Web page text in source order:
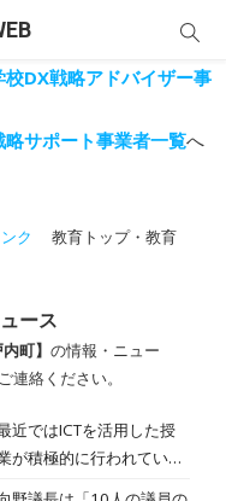
DX戦略アドバイザー事
サポート事業者一覧へ
ク
教育トップ・教育
ース
内町】 の情報・ニュー
連絡ください。
近ではICTを活用した授
が積極的に行われていま